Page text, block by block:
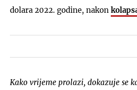
dolara 2022. godine, nakon
Kako vrijeme prolazi, dokazuje se